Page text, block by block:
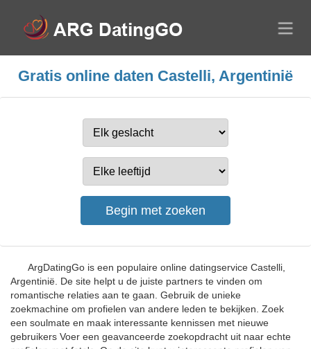
Gratis online daten Castelli, Argentinië
ArgDatingGo is een populaire online datingservice Castelli,
Argentinië. De site helpt u de juiste partners te vinden om
romantische relaties aan te gaan. Gebruik de unieke
zoekmachine om profielen van andere leden te bekijken. Zoek
een soulmate en maak interessante kennissen met nieuwe
gebruikers Voer een geavanceerde zoekopdracht uit naar echte